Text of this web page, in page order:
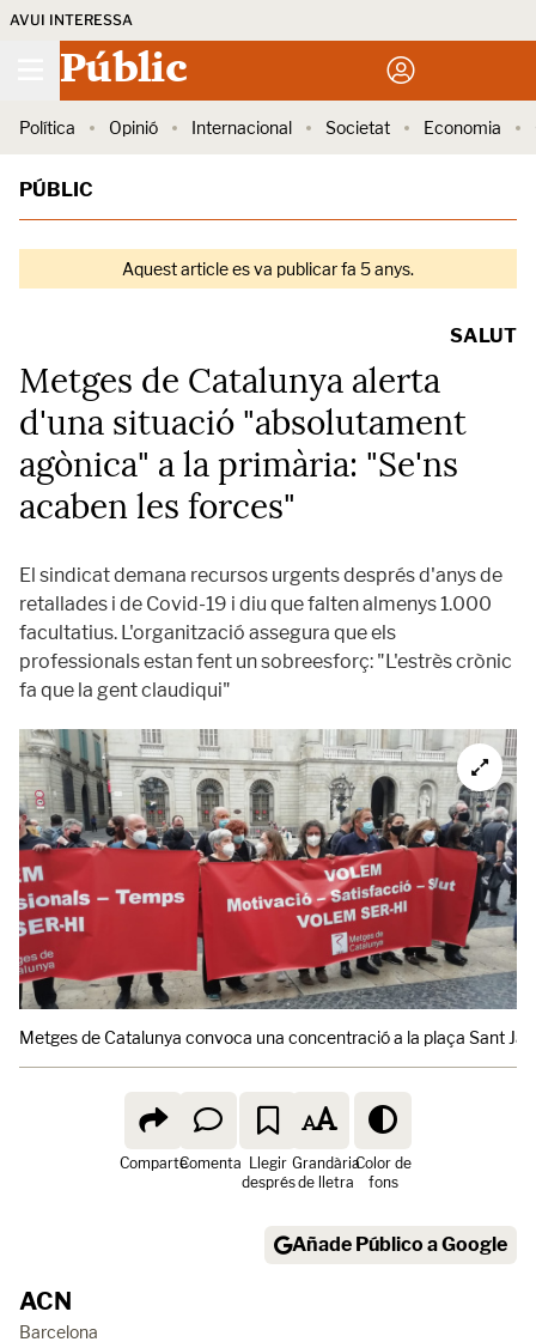
AVUI INTERESSA
Públic
Política Opinió Internacional Societat Economia
PÚBLIC
Aquest article es va publicar fa 5 anys.
SALUT
Metges de Catalunya alerta
d'una situació "absolutament
agònica" a la primària: "Se'ns
acaben les forces"
El sindicat demana recursos urgents després d'anys de
retallades i de Covid-19 i diu que falten almenys 1.000
facultatius. L'organització assegura que els
professionals estan fent un sobreesforç: "L'estrès crònic
fa que la gent claudiqui"
Metges de Catalunya convoca una concentració a la plaça Sant
ComparteComenta Llegir
després
Grandària
de lletra
Color de
fons
Añade Público a Google
ACN
Barcelona